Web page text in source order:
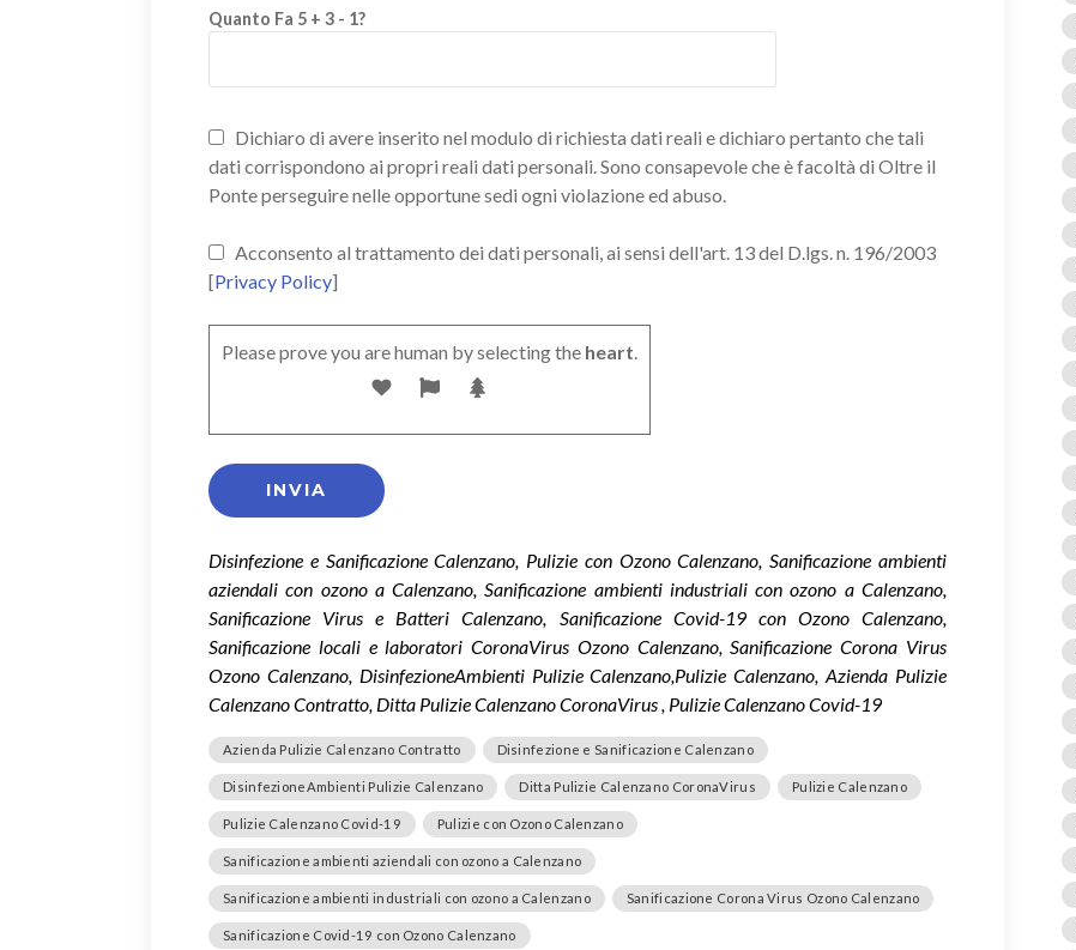
Quanto Fa 5 + 3 - 1?
Dichiaro di avere inserito nel modulo di richiesta dati reali e dichiaro pertanto che tali
dati corrispondono ai propri reali dati personali. Sono consapevole che è facoltà di Oltre il
Ponte perseguire nelle opportune sedi ogni violazione ed abuso.
Acconsento al trattamento dei dati personali, ai sensi dell'art. 13 del D.lgs. n. 196/2003
[Privacy Policy]
Please prove you are human by selecting the heart.
Disinfezione e Sanificazione Calenzano, Pulizie con Ozono Calenzano, Sanificazione ambienti
aziendali con ozono a Calenzano, Sanificazione ambienti industriali con ozono a Calenzano,
Sanificazione Virus e Batteri Calenzano, Sanificazione Covid-19 con Ozono Calenzano,
Sanificazione locali e laboratori CoronaVirus Ozono Calenzano, Sanificazione Corona Virus
Ozono Calenzano, DisinfezioneAmbienti Pulizie Calenzano,Pulizie Calenzano, Azienda Pulizie
Calenzano Contratto, Ditta Pulizie Calenzano CoronaVirus , Pulizie Calenzano Covid-19
Azienda Pulizie Calenzano Contratto Disinfezione e Sanificazione Calenzano
DisinfezioneAmbienti Pulizie Calenzano Ditta Pulizie Calenzano CoronaVirus Pulizie Calenzano
Pulizie Calenzano Covid-19 Pulizie con Ozono Calenzano
Sanificazione ambienti aziendali con ozono a Calenzano
Sanificazione ambienti industriali con ozono a Calenzano Sanificazione Corona Virus Ozono Calenzano
Sanificazione Covid-19 con Ozono Calenzano